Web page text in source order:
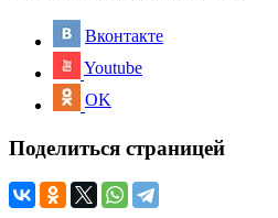
Вконтакте
Youtube
OK
Поделиться страницей